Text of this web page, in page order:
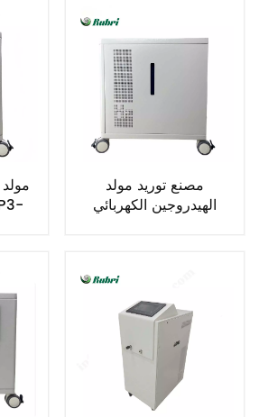
مصنع توريد مولد
الهيدروجين الكهربائي